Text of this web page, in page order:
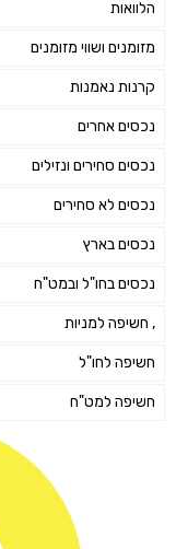
הלוואות
מזומנים ושווי מזומנים
קרנות נאמנות
נכסים אחרים
נכסים סחירים ונזילים
נכסים לא סחירים
נכסים בארץ
נכסים בחו"ל ובמט"ח
, חשיפה למניות
חשיפה לחו"ל
חשיפה למט"ח